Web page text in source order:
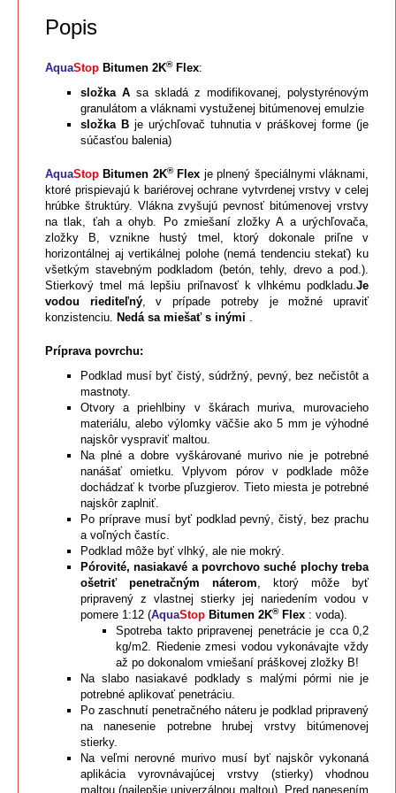
Popis
AquaStop Bitumen 2K®Flex:
složka A sa skladá z modifikovanej, polystyrénovým
granulátom a vláknami vystuženej bitúmenovej emulzie
složka Bje urýchľovač tuhnutia v práškovej forme (je
súčasťou balenia)
AquaStop Bitumen 2K®Flex je plnený špeciálnymi vláknami,
ktoré prispievajú k bariérovej ochrane vytvrdenej vrstvy v celej
hrúbke štruktúry. Vlákna zvyšujú pevnosť bitúmenovej vrstvy
na tlak, ťah a ohyb. Po zmiešaní zložky A a urýchľovača,
zložky B, vznikne hustý tmel, ktorý dokonale priľne v
horizontálnej aj vertikálnej polohe (nemá tendenciu stekať) ku
všetkým stavebným podkladom (betón, tehly, drevo a pod.).
Stierkový tmel má lepšiu priľnavosť k vlhkému podkladu.Je
vodou riediteľný, v prípade potreby je možné upraviť
konzistenciu. Nedá sa miešať s inými .
Príprava povrchu:
Podklad musí byť čistý, súdržný, pevný, bez nečistôt a
mastnoty.
Otvory a priehlbiny v škárach muriva, murovacieho
materiálu, alebo výlomky väčšie ako 5 mm je výhodné
najskôr vyspraviť maltou.
Na plné a dobre vyškárované murivo nie je potrebné
nanášať omietku. Vplyvom pórov v podklade môže
dochádzať k tvorbe pľuzgierov. Tieto miesta je potrebné
najskôr zaplniť.
Po príprave musí byť podklad pevný, čistý, bez prachu
a voľných častíc.
Podklad môže byť vlhký, ale nie mokrý.
Pórovité, nasiakavé a povrchovo suché plochy treba
ošetriť penetračným náterom, ktorý môže byť
pripravený z vlastnej stierky jej nariedením vodou v
pomere 1:12 (AquaStop Bitumen 2K®Flex : voda).
Spotreba takto pripravenej penetrácie je cca 0,2
kg/m2. Riedenie zmesi vodou vykonávajte vždy
až po dokonalom vmiešaní práškovej zložky B!
Na slabo nasiakavé podklady s malými pórmi nie je
potrebné aplikovať penetráciu.
Po zaschnutí penetračného náteru je podklad pripravený
na nanesenie potrebne hrubej vrstvy bitúmenovej
stierky.
Na veľmi nerovné murivo musí byť najskôr vykonaná
aplikácia vyrovnávajúcej vrstvy (stierky) vhodnou
maltou (najlepšie univerzálnou maltou). Pred nanesením